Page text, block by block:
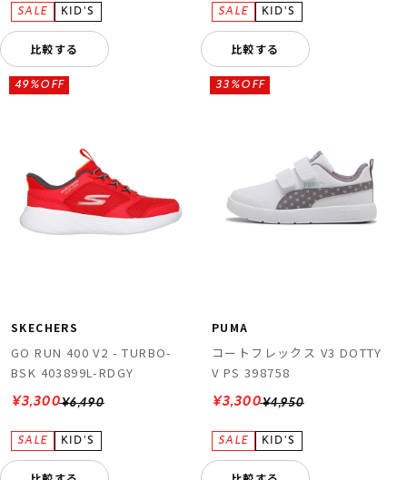
比較する 比較する
SKECHERS
GO RUN 400 V2 - TURBO-
BSK 403899L-RDGY
¥6,490
49%OFF
¥3,300
PUMA
コートフレックス V3 DOTTY
V PS 398758
¥4,950
33%OFF
¥3,300